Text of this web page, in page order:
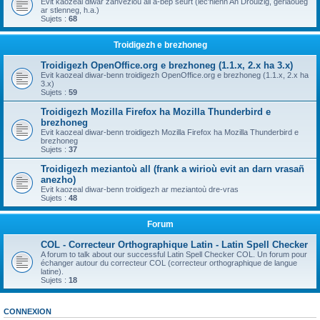
ar stlenneg, h.a.)
Sujets : 68
Troidigezh e brezhoneg
Troidigezh OpenOffice.org e brezhoneg (1.1.x, 2.x ha 3.x)
Evit kaozeal diwar-benn troidigezh OpenOffice.org e brezhoneg (1.1.x, 2.x ha
3.x)
Sujets : 59
Troidigezh Mozilla Firefox ha Mozilla Thunderbird e
brezhoneg
Evit kaozeal diwar-benn troidigezh Mozilla Firefox ha Mozilla Thunderbird e
brezhoneg
Sujets : 37
Troidigezh meziantoù all (frank a wirioù evit an darn vrasañ
anezho)
Evit kaozeal diwar-benn troidigezh ar meziantoù dre-vras
Sujets : 48
Forum
COL - Correcteur Orthographique Latin - Latin Spell Checker
A forum to talk about our successful Latin Spell Checker COL. Un forum pour
échanger autour du correcteur COL (correcteur orthographique de langue
latine).
Sujets : 18
CONNEXION